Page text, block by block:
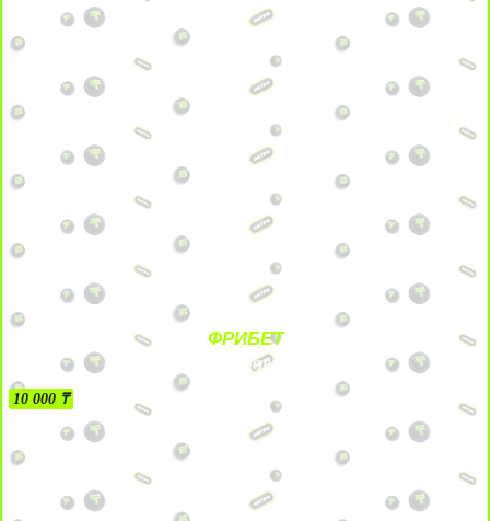
ФРИБЕТ
БЕЗ УСЛОВИЙ
10 000 ₸